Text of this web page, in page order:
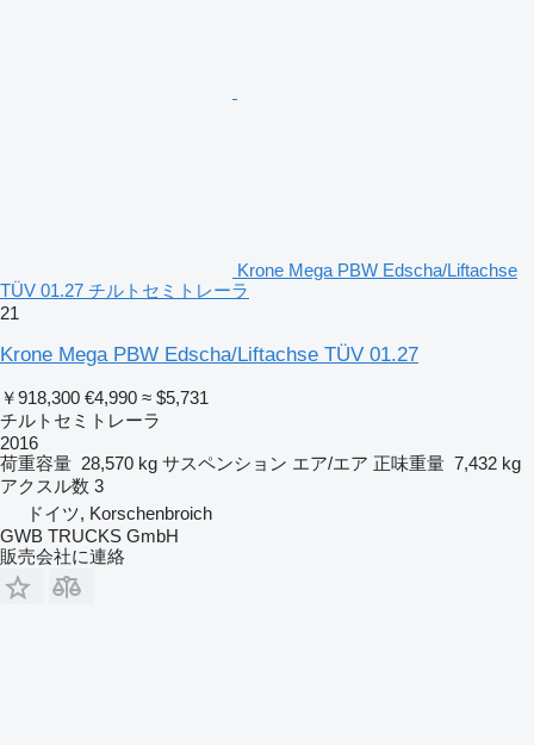
Krone Mega PBW Edscha/Liftachse
TÜV 01.27 チルトセミトレーラ
21
Krone Mega PBW Edscha/Liftachse TÜV 01.27
￥918,300 €4,990 ≈ $5,731
チルトセミトレーラ
2016
荷重容量 28,570 kg サスペンション エア/エア 正味重量 7,432 kg
アクスル数 3
ドイツ, Korschenbroich
GWB TRUCKS GmbH
販売会社に連絡